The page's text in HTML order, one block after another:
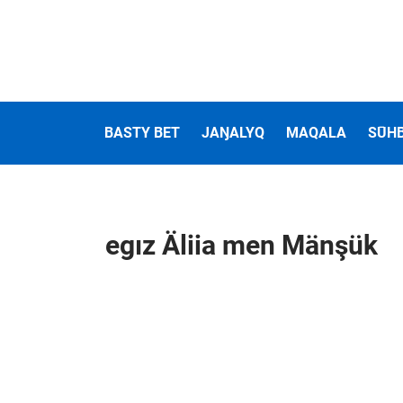
BASTY BET JAŊALYQ MAQALA
egız Äliia men Mänşük